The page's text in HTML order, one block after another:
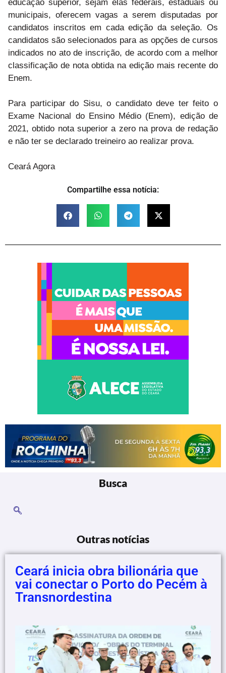
educação superior, sejam elas federais, estaduais ou
municipais, oferecem vagas a serem disputadas por
candidatos inscritos em cada edição da seleção. Os
candidatos são selecionados para as opções de cursos
indicados no ato de inscrição, de acordo com a melhor
classificação de nota obtida na edição mais recente do
Enem.
Para participar do Sisu, o candidato deve ter feito o
Exame Nacional do Ensino Médio (Enem), edição de
2021, obtido nota superior a zero na prova de redação
e não ter se declarado treineiro ao realizar prova.
Ceará Agora
Compartilhe essa notícia:
Busca
Outras notícias
Ceará inicia obra bilionária que
vai conectar o Porto do Pecém à
Transnordestina